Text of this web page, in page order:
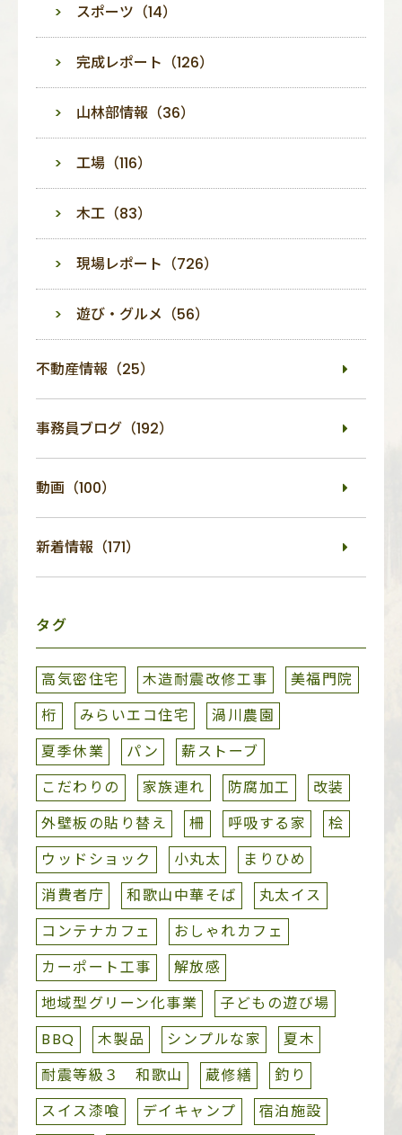
スポーツ（14）
完成レポート（126）
山林部情報（36）
工場（116）
木工（83）
現場レポート（726）
遊び・グルメ（56）
不動産情報（25）
事務員ブログ（192）
動画（100）
新着情報（171）
タグ
高気密住宅 木造耐震改修工事
美福門院
桁
みらいエコ住宅
渦川農園
夏季休業
パン
薪ストーブ
こだわりの
家族連れ 防腐加工
改装
外壁板の貼り替え
柵 呼吸する家
桧
ウッドショック
小丸太
まりひめ
消費者庁
和歌山中華そば
丸太イス
コンテナカフェ
おしゃれカフェ
カーポート工事
解放感
地域型グリーン化事業
子どもの遊び場
BBQ
木製品 シンプルな家
夏木
耐震等級３ 和歌山
蔵修繕
釣り
スイス漆喰
デイキャンプ
宿泊施設